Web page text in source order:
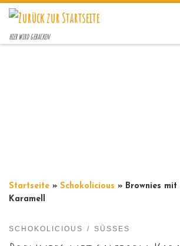
Zum Inhalt springen
hier wird gebacken
Startseite » Schokolicious » Brownies mit
Karamell
SCHOKOLICIOUS SÜSSES